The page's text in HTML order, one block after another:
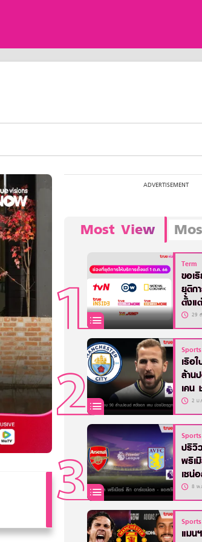
Most View
Term
ขอเ
ยุติก
ตั้งแ
29
Sports
เรือ
ล้าน
เคน
2 ม.
Sports
ปรีวิ
พรีเ
เซน่
วิลล่า
8 พ
Sports
แมน